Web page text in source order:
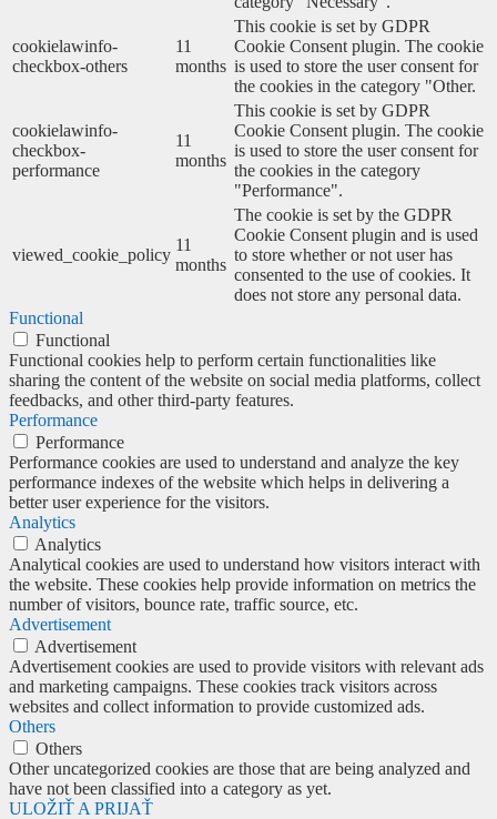
cookielawinfo-
checkbox-others
11
months
This cookie is set by GDPR
Cookie Consent plugin. The cookie
is used to store the user consent for
the cookies in the category "Other.
cookielawinfo-
checkbox-
performance
11
months
This cookie is set by GDPR
Cookie Consent plugin. The cookie
is used to store the user consent for
the cookies in the category
"Performance".
viewed_cookie_policy
11
months
The cookie is set by the GDPR
Cookie Consent plugin and is used
to store whether or not user has
consented to the use of cookies. It
does not store any personal data.
Functional
Functional
Functional cookies help to perform certain functionalities like
sharing the content of the website on social media platforms, collect
feedbacks, and other third-party features.
Performance
Performance
Performance cookies are used to understand and analyze the key
performance indexes of the website which helps in delivering a
better user experience for the visitors.
Analytics
Analytics
Analytical cookies are used to understand how visitors interact with
the website. These cookies help provide information on metrics the
number of visitors, bounce rate, traffic source, etc.
Advertisement
Advertisement
Advertisement cookies are used to provide visitors with relevant ads
and marketing campaigns. These cookies track visitors across
websites and collect information to provide customized ads.
Others
Others
Other uncategorized cookies are those that are being analyzed and
have not been classified into a category as yet.
ULOŽIŤ A PRIJAŤ